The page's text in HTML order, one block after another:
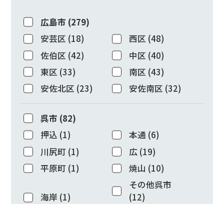
広島市 (279)
安芸区 (18) 西区 (48)
佐伯区 (42) 中区 (40)
東区 (33) 南区 (43)
安佐北区 (23) 安佐南区 (32)
呉市 (82)
押込 (1) 本通 (6)
川尻町 (1) 広 (19)
平原町 (1) 焼山 (10)
海岸 (1)
その他呉市
(12)